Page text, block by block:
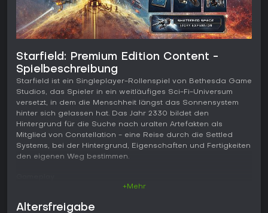
Starfield: Premium Edition Content -
Spielbeschreibung
Starfield ist ein Singleplayer-Rollenspiel von Bethesda Game
Studios, das Spieler in ein weitläufiges Sci-Fi-Universum
versetzt, in dem die Menschheit längst das Sonnensystem
hinter sich gelassen hat. Das Jahr 2330 bildet den
Hintergrund für die Suche nach uralten Artefakten als
Mitglied von Constellation - eine Reise durch die Settled
Systems, bei der Hintergrund, Eigenschaften und Fertigkeiten
den eigenen Weg bestimmen.
Aussehen, Hintergrund und Traits beeinflussen
+Mehr
Altersfreigabe